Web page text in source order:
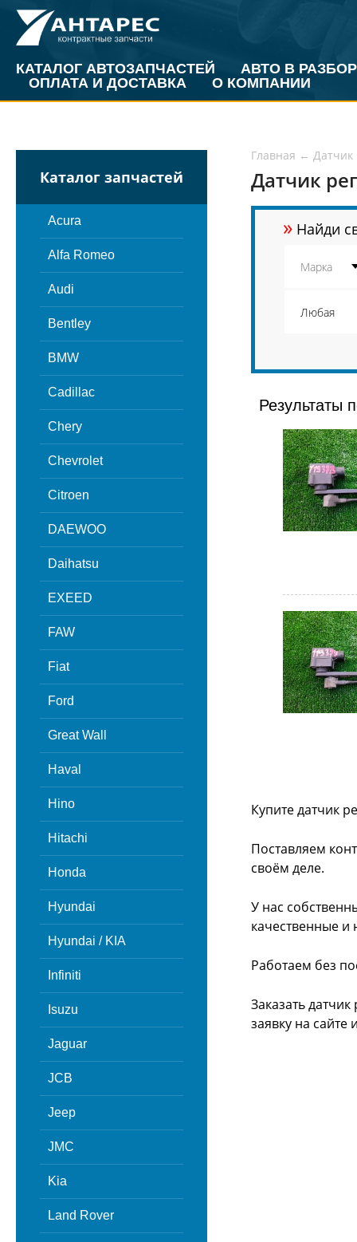
КАТАЛОГ АВТОЗАПЧАСТЕЙ
АВТО В РАЗБОР
ОПЛАТА И ДОСТАВКА
О КОМПАНИИ
Каталог запчастей
Acura
Alfa Romeo
Audi
Bentley
BMW
Cadillac
Chery
Chevrolet
Citroen
DAEWOO
Daihatsu
EXEED
FAW
Fiat
Ford
Great Wall
Haval
Hino
Hitachi
Honda
Hyundai
Hyundai / KIA
Infiniti
Isuzu
Jaguar
JCB
Jeep
JMC
Kia
Land Rover
Главная ← Датчик
Датчик
» Найди
Результаты
Купите датчик
Поставляем
своём деле.
У нас
качественные и
Работаем без
Заказать
заявку на сайте